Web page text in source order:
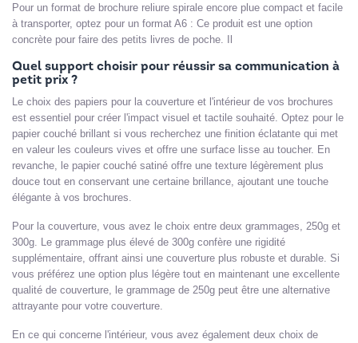
Pour un format de brochure reliure spirale encore plue compact et facile
à transporter, optez pour un format A6 : Ce produit est une option
concrète pour faire des petits livres de poche. Il
Quel support choisir pour réussir sa communication à
petit prix ?
Le choix des papiers pour la couverture et l'intérieur de vos brochures
est essentiel pour créer l'impact visuel et tactile souhaité. Optez pour le
papier couché brillant si vous recherchez une finition éclatante qui met
en valeur les couleurs vives et offre une surface lisse au toucher. En
revanche, le papier couché satiné offre une texture légèrement plus
douce tout en conservant une certaine brillance, ajoutant une touche
élégante à vos brochures.
Pour la couverture, vous avez le choix entre deux grammages, 250g et
300g. Le grammage plus élevé de 300g confère une rigidité
supplémentaire, offrant ainsi une couverture plus robuste et durable. Si
vous préférez une option plus légère tout en maintenant une excellente
qualité de couverture, le grammage de 250g peut être une alternative
attrayante pour votre couverture.
En ce qui concerne l'intérieur, vous avez également deux choix de